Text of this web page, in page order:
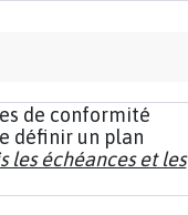
de conformité
définir un plan
les échéances et les